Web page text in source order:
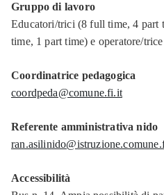
Gruppo di lavoro
Educatori/trici (8 full time, 4 part
time, 1 part time) e operatore/
Coordinatrice pedagogica
coordpeda@comune.fi.it
Referente amministrativa nido
Accessibilità